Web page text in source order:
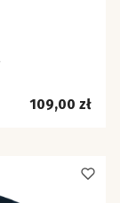
Cena
109,00 zł